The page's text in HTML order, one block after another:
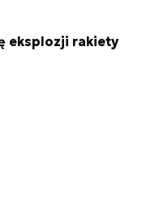
eksplozji rakiety